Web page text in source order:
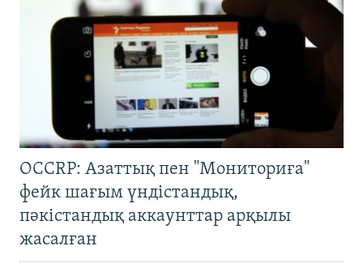
OCCRP: Азаттық пен "Мониториға"
фейк шағым үндістандық,
пәкістандық аккаунттар арқылы
жасалған